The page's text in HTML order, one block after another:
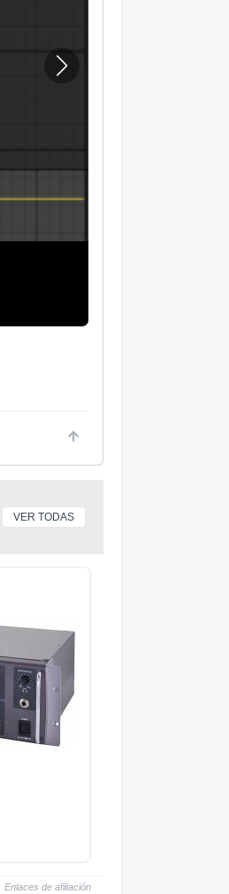
VER TODAS
Enlaces de afiliación